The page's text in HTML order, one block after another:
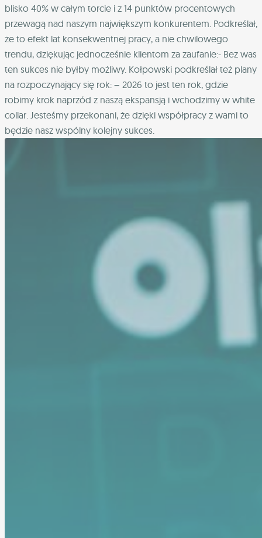
blisko 40% w całym torcie i z 14 punktów procentowych
przewagą nad naszym największym konkurentem. Podkreślał,
że to efekt lat konsekwentnej pracy, a nie chwilowego
trendu, dziękując jednocześnie klientom za zaufanie:- Bez was
ten sukces nie byłby możliwy. Kołpowski podkreślał też plany
na rozpoczynający się rok: – 2026 to jest ten rok, gdzie
robimy krok naprzód z naszą ekspansją i wchodzimy w white
collar. Jesteśmy przekonani, że dzięki współpracy z wami to
będzie nasz wspólny kolejny sukces.